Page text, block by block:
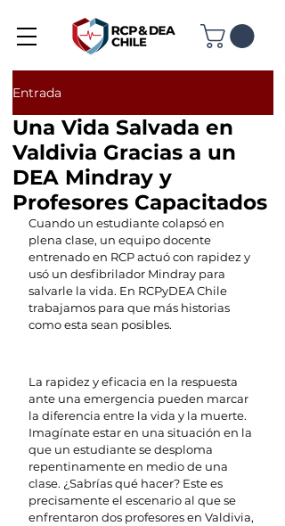
Entrada
Una Vida Salvada en
Valdivia Gracias a un
DEA Mindray y
Profesores Capacitados
Cuando un estudiante colapsó en
plena clase, un equipo docente
entrenado en RCP actuó con rapidez y
usó un desfibrilador Mindray para
salvarle la vida. En RCPyDEA Chile
trabajamos para que más historias
como esta sean posibles.
La rapidez y eficacia en la respuesta
ante una emergencia pueden marcar
la diferencia entre la vida y la muerte.
Imagínate estar en una situación en la
que un estudiante se desploma
repentinamente en medio de una
clase. ¿Sabrías qué hacer? Este es
precisamente el escenario al que se
enfrentaron dos profesores en Valdivia,